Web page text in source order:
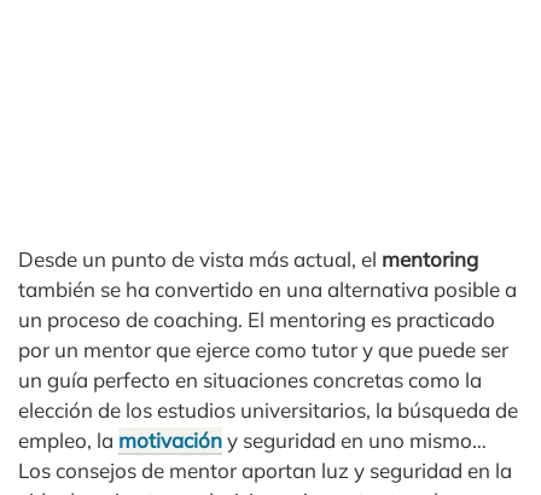
Desde un punto de vista más actual, el mentoring
también se ha convertido en una alternativa posible a
un proceso de coaching. El mentoring es practicado
por un mentor que ejerce como tutor y que puede ser
un guía perfecto en situaciones concretas como la
elección de los estudios universitarios, la búsqueda de
empleo, la motivacióny seguridad en uno mismo…
Los consejos de mentor aportan luz y seguridad en la